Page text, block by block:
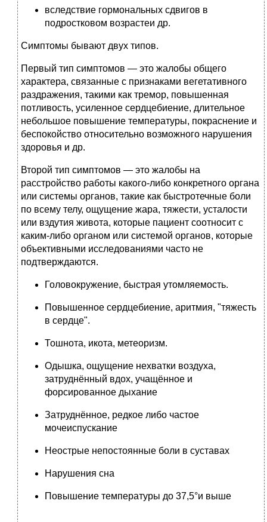
вследствие гормональных сдвигов в
подростковом возрастеи др.
Симптомы бывают двух типов.
Первый тип симптомов — это жалобы общего
характера, связанные с признаками вегетативного
раздражения, такими как тремор, повышенная
потливость, усиленное сердцебиение, длительное
небольшое повышение температуры, покраснение и
беспокойство относительно возможного нарушения
здоровья и др.
Второй тип симптомов — это жалобы на
расстройство работы какого-либо конкретного органа
или системы органов, такие как быстротечные боли
по всему телу, ощущение жара, тяжести, усталости
или вздутия живота, которые пациент соотносит с
каким-либо органом или системой органов, которые
объективными исследованиями часто не
подтверждаются.
Головокружение, быстрая утомляемость.
Повышенное сердцебиение, аритмия, "тяжесть
в сердце".
Тошнота, икота, метеоризм.
Одышка, ощущение нехватки воздуха,
затруднённый вдох, учащённое и
форсированное дыхание
Затруднённое, редкое либо частое
мочеиспускание
Неострые непостоянные боли в суставах
Нарушения сна
Повышение температуры до 37,5°и выше